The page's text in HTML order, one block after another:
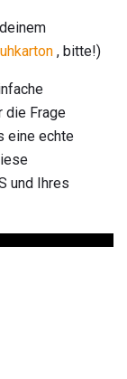
, bitte!)
die Frage
eine echte
und Ihres